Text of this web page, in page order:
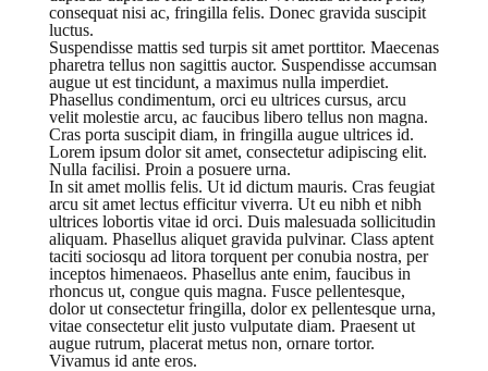
consequat nisi ac, fringilla felis. Donec gravida suscipit
luctus.
Suspendisse mattis sed turpis sit amet porttitor. Maecenas
pharetra tellus non sagittis auctor. Suspendisse accumsan
augue ut est tincidunt, a maximus nulla imperdiet.
Phasellus condimentum, orci eu ultrices cursus, arcu
velit molestie arcu, ac faucibus libero tellus non magna.
Cras porta suscipit diam, in fringilla augue ultrices id.
Lorem ipsum dolor sit amet, consectetur adipiscing elit.
Nulla facilisi. Proin a posuere urna.
In sit amet mollis felis. Ut id dictum mauris. Cras feugiat
arcu sit amet lectus efficitur viverra. Ut eu nibh et nibh
ultrices lobortis vitae id orci. Duis malesuada sollicitudin
aliquam. Phasellus aliquet gravida pulvinar. Class aptent
taciti sociosqu ad litora torquent per conubia nostra, per
inceptos himenaeos. Phasellus ante enim, faucibus in
rhoncus ut, congue quis magna. Fusce pellentesque,
dolor ut consectetur fringilla, dolor ex pellentesque urna,
vitae consectetur elit justo vulputate diam. Praesent ut
augue rutrum, placerat metus non, ornare tortor.
Vivamus id ante eros.